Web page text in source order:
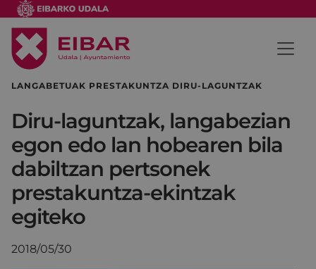
LANGABETUAK PRESTAKUNTZA DIRU-LAGUNTZAK
Diru-laguntzak, langabezian
egon edo lan hobearen bila
dabiltzan pertsonek
prestakuntza-ekintzak
egiteko
2018/05/30